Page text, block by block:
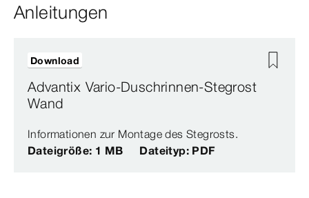
Anleitungen
Advantix Vario-Duschrinnen-Stegrost
Wand
Informationen zur Montage des Stegrosts.
Dateigröße: 1 MB
Dateityp: PDF
Download